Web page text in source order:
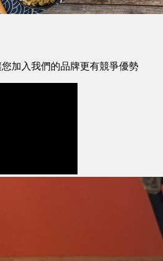
加入我們的品牌更有競爭優勢